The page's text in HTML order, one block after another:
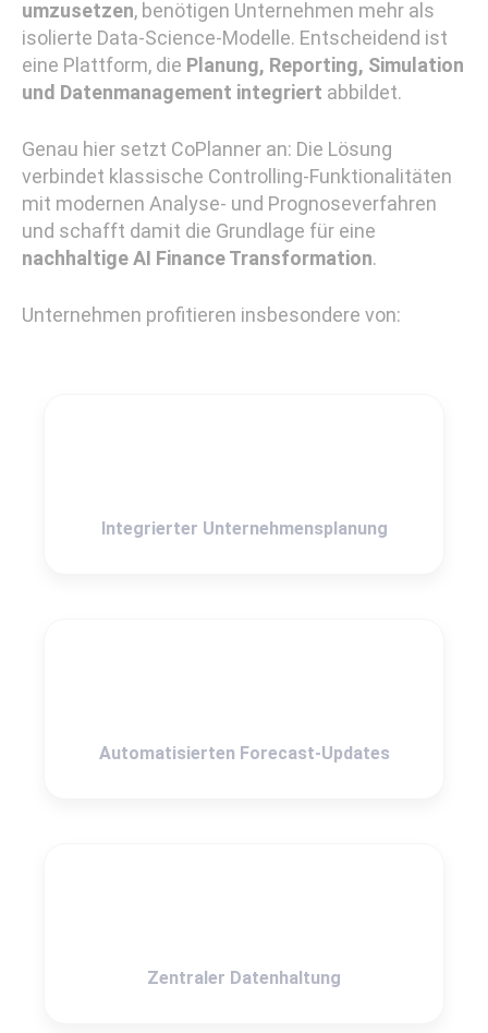
umzusetzen, benötigen Unternehmen mehr als
isolierte Data-Science-Modelle. Entscheidend ist
eine Plattform, die Planung, Reporting, Simulation
und Datenmanagement integriert abbildet.
Genau hier setzt CoPlanner an: Die Lösung
verbindet klassische Controlling-Funktionalitäten
mit modernen Analyse- und Prognoseverfahren
und schafft damit die Grundlage für eine
nachhaltige AI Finance Transformation.
Unternehmen profitieren insbesondere von:
Integrierter Unternehmensplanung
Automatisierten Forecast-Updates
Zentraler Datenhaltung